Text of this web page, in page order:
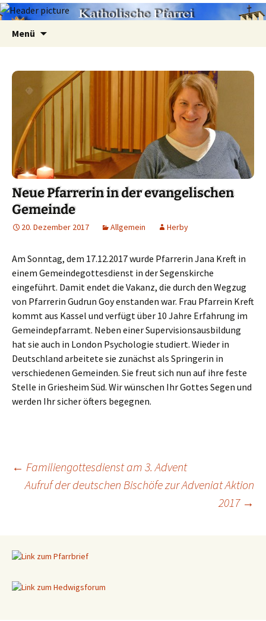
Menü
Neue Pfarrerin in der evangelischen
Gemeinde
20. Dezember 2017 Allgemein Herby
Am Sonntag, dem 17.12.2017 wurde Pfarrerin Jana Kreft in
einem Gemeindegottesdienst in der Segenskirche
eingeführt. Damit endet die Vakanz, die durch den Wegzug
von Pfarrerin Gudrun Goy enstanden war. Frau Pfarrein Kreft
kommt aus Kassel und verfügt über 10 Jahre Erfahrung im
Gemeindepfarramt. Neben einer Supervisionsausbildung
hat sie auch in London Psychologie studiert. Wieder in
Deutschland arbeitete sie zunächst als Springerin in
verschiedenen Gemeinden. Sie freut sich nun auf ihre feste
Stelle in Griesheim Süd. Wir wünschen Ihr Gottes Segen und
werden Ihr sicher öfters begegnen.
Beitragsnavigation
← Familiengottesdienst am 3. Advent
Aufruf der deutschen Bischöfe zur Adveniat Aktion
2017 →